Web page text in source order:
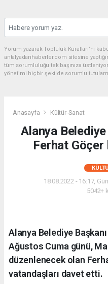
Yorum yazarak Topluluk Kuralları’nı
antalyadanhaberler.com sitesine
tüm sorumluluğu tek başınıza
yönetimi hiçbir şekilde sorumlu
Anasayfa Kültür-Sanat
Alanya
Ferhat
18.08.2022 - 16:17,
5042+
Alanya Belediye
Ağustos Cuma günü,
düzenlenecek olan
vatandaşları davet etti.